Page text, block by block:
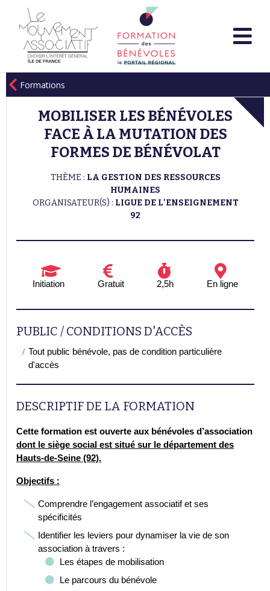
Formations
MOBILISER LES BÉNÉVOLES
FACE À LA MUTATION DES
FORMES DE BÉNÉVOLAT
THÈME : LA GESTION DES RESSOURCES
HUMAINES
ORGANISATEUR(S) : LIGUE DE L'ENSEIGNEMENT
92
Initiation Gratuit 2,5h En ligne
PUBLIC / CONDITIONS D'ACCÈS
Tout public bénévole, pas de condition particulière
d'accès
DESCRIPTIF DE LA FORMATION
Cette formation est ouverte aux bénévoles d’association
dont le siège social est situé sur le département des
Hauts-de-Seine (92).
Objectifs :
Comprendre l’engagement associatif et ses
spécificités
Identifier les leviers pour dynamiser la vie de son
association à travers :
Les étapes de mobilisation
Le parcours du bénévole